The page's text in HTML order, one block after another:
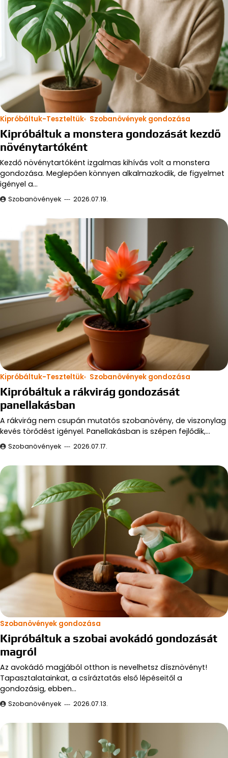
Kipróbáltuk-Teszteltük Szobanövények gondozása
Kipróbáltuk a monstera gondozását kezdő
növénytartóként
Kezdő növénytartóként izgalmas kihívás volt a monstera
gondozása. Meglepően könnyen alkalmazkodik, de figyelmet
igényel a…
Szobanövények 2026.07.19.
Kipróbáltuk-Teszteltük Szobanövények gondozása
Kipróbáltuk a rákvirág gondozását
panellakásban
A rákvirág nem csupán mutatós szobanövény, de viszonylag
kevés törődést igényel. Panellakásban is szépen fejlődik,…
Szobanövények 2026.07.17.
Szobanövények gondozása
Kipróbáltuk a szobai avokádó gondozását
magról
Az avokádó magjából otthon is nevelhetsz dísznövényt!
Tapasztalatainkat, a csíráztatás első lépéseitől a
gondozásig, ebben…
Szobanövények 2026.07.13.